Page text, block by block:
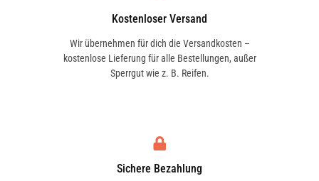
Kostenloser Versand
Wir übernehmen für dich die Versandkosten –
kostenlose Lieferung für alle Bestellungen, außer
Sperrgut wie z. B. Reifen.
Sichere Bezahlung